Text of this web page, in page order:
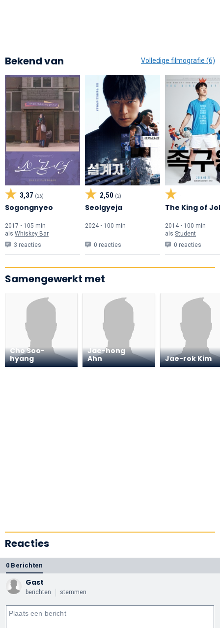
Bekend van Volledige filmografie (6)
3,37 (26)
Sogongnyeo
2017 • 105 min
als Whiskey Bar
3 reacties
2,50 (2)
Seolgyeja
2024 • 100 min
0 reacties
-
The King of
2014 • 100 min
als Student
0 reacties
Samengewerkt met
Cho Soo-
hyang
Jae-hong
Ahn
Jae-rok Kim
Reacties
0 Berichten
Gast
berichten stemmen